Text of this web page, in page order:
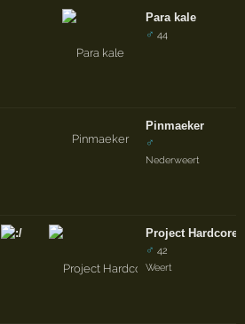
Para kale
♂ 44
Pinmaeker
♂
Nederweert
Project Hardcore
♂ 42
Weert